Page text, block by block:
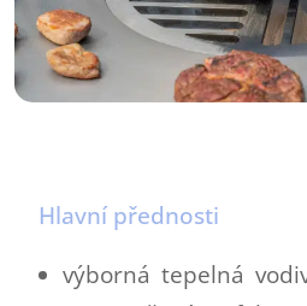
Hlavní přednosti
výborná tepelná